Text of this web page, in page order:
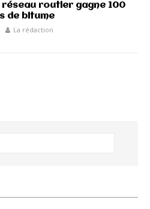
réseau routier gagne 100
de bitume
La rédaction